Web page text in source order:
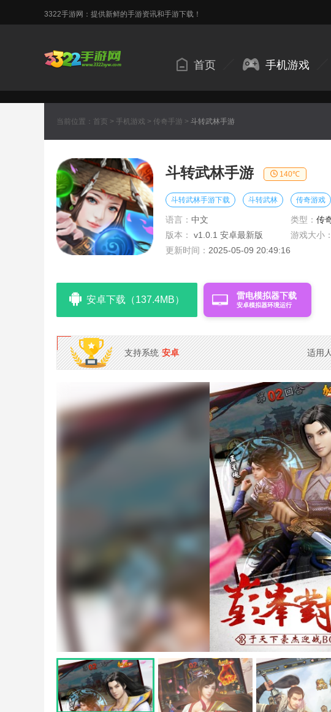
3322手游网：提供新鲜的手游资讯和手游下载！
首页 手机游戏
当前位置： 首页 > 手机游戏 > 传奇手游 > 斗转武林手游
斗转武林手游 140℃
斗转武林手游下载 斗转武林 传奇游戏
语言： 中文 类型： 传
版本：
v1.0.1 安卓最新版 游戏大小：
更新时间： 2025-05-09 20:49:16
安卓下载（137.4MB） 雷电模拟器下载
安卓模拟器环境运行
支持系统 安卓 适用